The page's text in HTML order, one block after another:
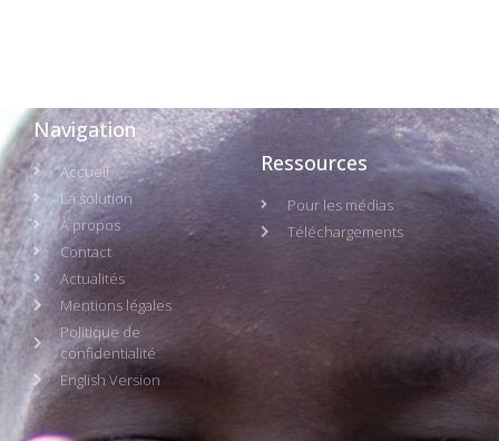
Navigation
Accueil
La solution
À propos
Contact
Actualités
Mentions légales
Politique de
confidentialité
English Version
Ressources
Pour les médias
Téléchargements